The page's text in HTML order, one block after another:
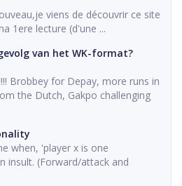
viens de découvrir ce site
1ere lecture (d'une ...
van het WK-format?
Brobbey for Depay, more runs in
the Dutch, Gakpo challenging
when, 'player x is one
insult. (Forward/attack and